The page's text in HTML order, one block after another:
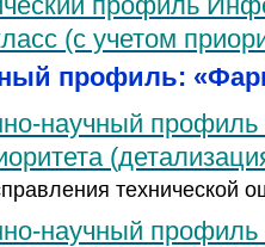
(с учетом
профиль:
научный
технической
научный